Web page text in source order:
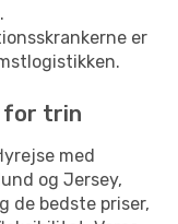
er
for trin
med
og Jersey,
de bedste priser,